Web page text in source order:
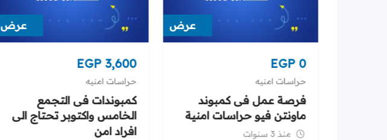
عرض
EGP0
حراسات امنيه
فرصة عمل فى كمبوند
ماونتن فيو حراسات امنية
منذ 3 سنوات
عرض
EGP3,600
حراسات امنيه
كمبوندات فى التجمع
الخامس واكتوبر تحتاج الى
افراد امن